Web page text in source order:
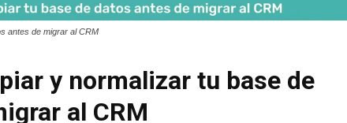
antes de migrar al CRM
y normalizar tu base de
al CRM